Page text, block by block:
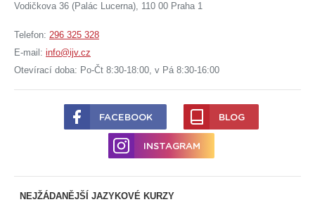
Vodičkova 36 (Palác Lucerna), 110 00 Praha 1
Telefon: 296 325 328
E-mail: info@ijv.cz
Otevírací doba: Po-Čt 8:30-18:00, v Pá 8:30-16:00
NEJŽÁDANĚJŠÍ JAZYKOVÉ KURZY
FACEBOOK BLOG
INSTAGRAM